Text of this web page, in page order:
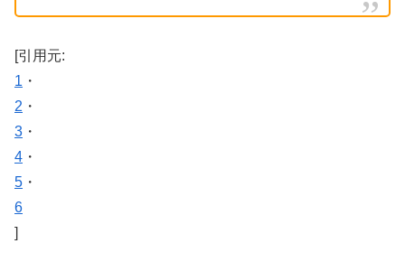
[引用元:
1 ・
2 ・
3 ・
4 ・
5 ・
6
]